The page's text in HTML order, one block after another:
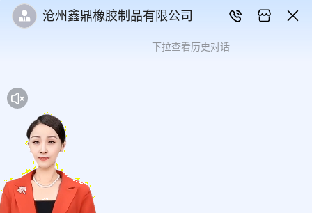
沧州鑫鼎橡胶制品有限公司
下拉查看历史对话